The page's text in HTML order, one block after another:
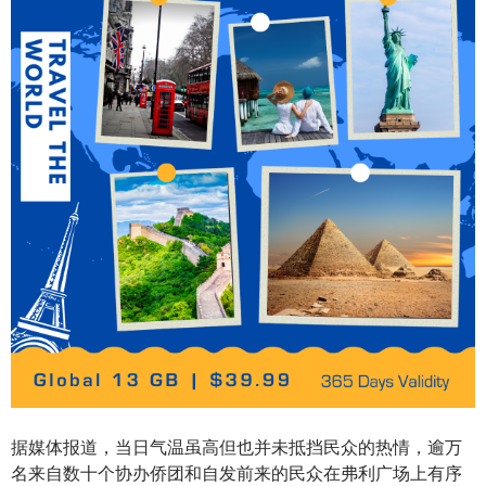
据媒体报道，当日气温虽高但也并未抵挡民众的热情，逾万
名来自数十个协办侨团和自发前来的民众在弗利广场上有序